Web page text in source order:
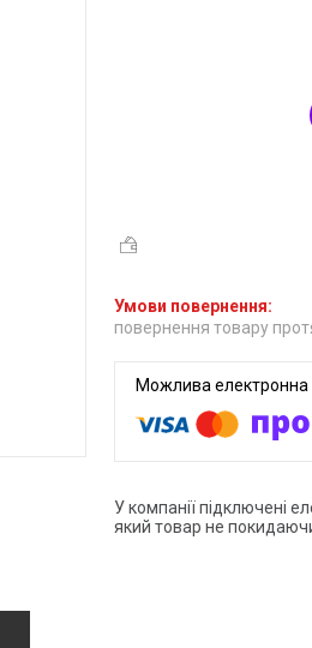
повернення товару
У компанії підключені
який товар не